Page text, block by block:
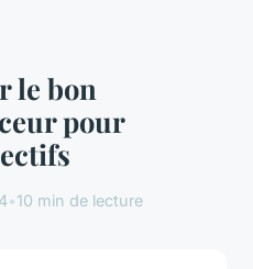
le bon
pour
•10 min de lecture